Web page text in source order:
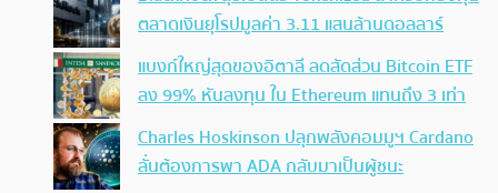
ตลาดเงินยุโรปมูลค่า 3.11 แสนล้านดอลลาร์
แบงก์ใหญ่สุดของอิตาลี ลดสัดส่วน Bitcoin ETF
ลง 99% หันลงทุน ใน Ethereum แทนถึง 3 เท่า
Charles Hoskinson ปลุกพลังคอมมูฯ Cardano
ลั่นต้องการพา ADA กลับมาเป็นผู้ชนะ